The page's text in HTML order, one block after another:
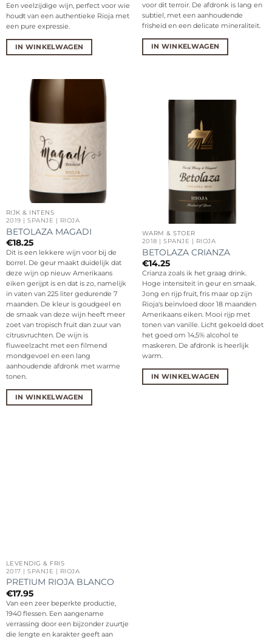
Een veelzijdige wijn, perfect voor wie
houdt van een authentieke Rioja met
een pure expressie.
IN WINKELWAGEN
voor dit terroir. De afdronk is lang en
subtiel, met een aanhoudende
frisheid en een delicate mineraliteit.
IN WINKELWAGEN
RIJK & INTENS
2019 | SPANJE | RIOJA
BETOLAZA MAGADI
€18.25
Dit is een lekkere wijn voor bij de
borrel. De geur maakt duidelijk dat
deze wijn op nieuw Amerikaans
eiken gerijpt is en dat is zo, namelijk
in vaten van 225 liter gedurende 7
maanden. De kleur is goudgeel en
de smaak van deze wijn heeft meer
zoet van tropisch fruit dan zuur van
citrusvruchten. De wijn is
fluweelzacht met een filmend
mondgevoel en een lang
aanhoudende afdronk met warme
tonen.
IN WINKELWAGEN
WARM & STOER
2018 | SPANJE | RIOJA
BETOLAZA CRIANZA
€14.25
Crianza zoals ik het graag drink.
Hoge intensiteit in geur en smaak.
Jong en rijp fruit, fris maar op zijn
Rioja's beïnvloed door 18 maanden
Amerikaans eiken. Mooi rijp met
tonen van vanille. Licht gekoeld doet
het goed om 14,5% alcohol te
maskeren. De afdronk is heerlijk
warm.
IN WINKELWAGEN
LEVENDIG & FRIS
2017 | SPANJE | RIOJA
PRETIUM RIOJA BLANCO
€17.95
Van een zeer beperkte productie,
1940 flessen. Een aangename
verrassing door een bijzonder zuurtje
die lengte en karakter geeft aan